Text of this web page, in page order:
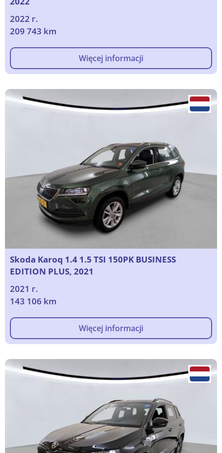
2022 г.
209 743 km
Więcej informacji
Skoda Karoq 1.4 1.5 TSI 150PK BUSINESS
EDITION PLUS, 2021
2021 г.
143 106 km
Więcej informacji